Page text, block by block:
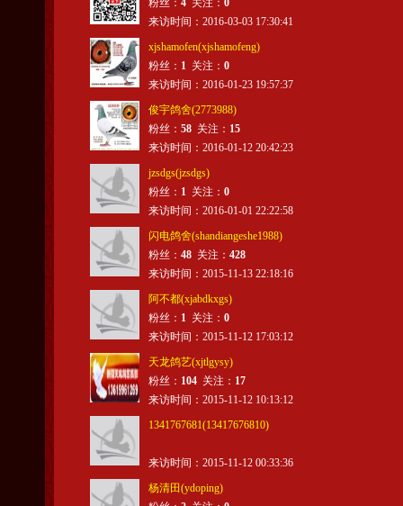
粉丝： 4 关注： 0
来访时间：2016-03-03 17:30:41
xjshamofen(xjshamofeng)
粉丝： 1 关注： 0
来访时间：2016-01-23 19:57:37
俊宇鸽舍(2773988)
粉丝： 58 关注： 15
来访时间：2016-01-12 20:42:23
jzsdgs(jzsdgs)
粉丝： 1 关注： 0
来访时间：2016-01-01 22:22:58
闪电鸽舍(shandiangeshe1988)
粉丝： 48 关注： 428
来访时间：2015-11-13 22:18:16
阿不都(xjabdkxgs)
粉丝： 1 关注： 0
来访时间：2015-11-12 17:03:12
天龙鸽艺(xjtlgysy)
粉丝： 104 关注： 17
来访时间：2015-11-12 10:13:12
1341767681(13417676810)
来访时间：2015-11-12 00:33:36
杨清田(ydoping)